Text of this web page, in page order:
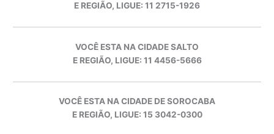
E REGIÃO, LIGUE: 11 2715-1926
VOCÊ ESTA NA CIDADE SALTO
E REGIÃO, LIGUE: 11 4456-5666
VOCÊ ESTA NA CIDADE DE SOROCABA
E REGIÃO, LIGUE: 15 3042-0300